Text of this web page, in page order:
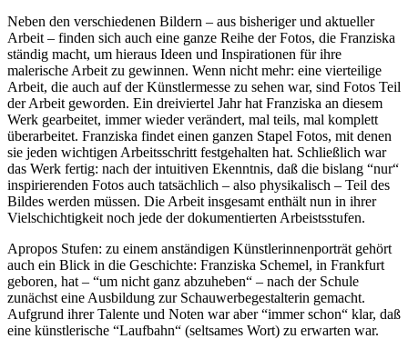
Neben den verschiedenen Bildern – aus bisheriger und aktueller
Arbeit – finden sich auch eine ganze Reihe der Fotos, die Franziska
ständig macht, um hieraus Ideen und Inspirationen für ihre
malerische Arbeit zu gewinnen. Wenn nicht mehr: eine vierteilige
Arbeit, die auch auf der Künstlermesse zu sehen war, sind Fotos Teil
der Arbeit geworden. Ein dreiviertel Jahr hat Franziska an diesem
Werk gearbeitet, immer wieder verändert, mal teils, mal komplett
überarbeitet. Franziska findet einen ganzen Stapel Fotos, mit denen
sie jeden wichtigen Arbeitsschritt festgehalten hat. Schließlich war
das Werk fertig: nach der intuitiven Ekenntnis, daß die bislang “nur“
inspirierenden Fotos auch tatsächlich – also physikalisch – Teil des
Bildes werden müssen. Die Arbeit insgesamt enthält nun in ihrer
Vielschichtigkeit noch jede der dokumentierten Arbeistsstufen.
Apropos Stufen: zu einem anständigen Künstlerinnenporträt gehört
auch ein Blick in die Geschichte: Franziska Schemel, in Frankfurt
geboren, hat – “um nicht ganz abzuheben“ – nach der Schule
zunächst eine Ausbildung zur Schauwerbegestalterin gemacht.
Aufgrund ihrer Talente und Noten war aber “immer schon“ klar, daß
eine künstlerische “Laufbahn“ (seltsames Wort) zu erwarten war.